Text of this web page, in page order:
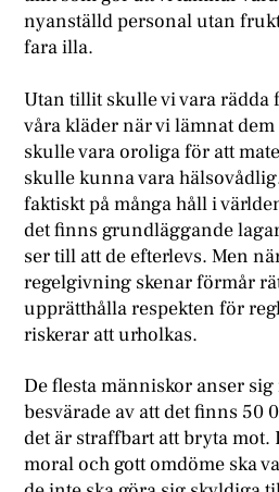
nyanställd personal utan
fara illa.
Utan tillit skulle vi vara rädda
våra kläder när vi lämnat
skulle vara oroliga för att
skulle kunna vara
faktiskt på många håll i
det finns grundläggande
ser till att de efterlevs. Men
regelgivning skenar förmår
upprätthålla respekten för
riskerar att urholkas.
De flesta människor anser
besvärade av att det finns 50
det är straffbart att bryta mot.
moral och gott omdöme ska